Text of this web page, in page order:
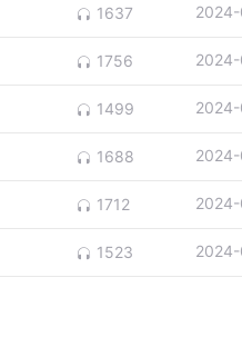
1637
1756
1499
1688
1712
1523